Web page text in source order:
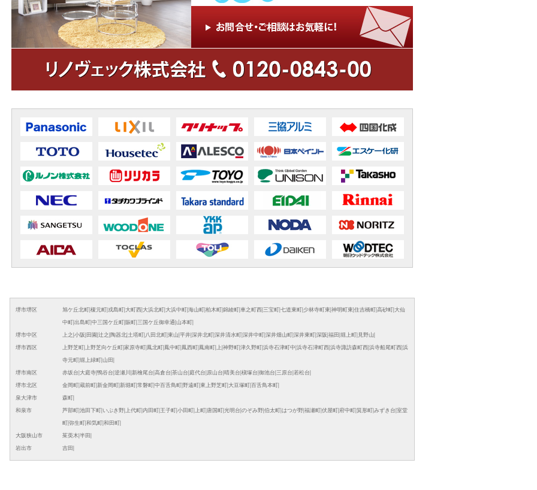
堺市堺区 旭ケ丘北町| 榎元町| 戎島町| 大町西| 大浜北町| 大浜中町| 海山町| 柏木町| 錦綾町| 車之町西| 三宝町| 七道東町| 少林寺町東 神明町東 住吉橋町| 高砂町| 大仙
中町| 出島町| 中三国ケ丘町| 賑町| 三国ケ丘御幸通 山本町|
堺市中区 上之 小阪 田園 辻之 陶器北| 土塔町| 八田北町| 東山 平井| 深井北町| 深井清水町| 深井中町| 深井畑山町| 深井東町| 深阪 福田 堀上町| 見野山
堺市西区 上野芝町| 上野芝向ケ丘町| 家原寺町| 鳳北町| 鳳中町| 鳳西町| 鳳南町| 上 神野町| 津久野町| 浜寺石津町中 浜寺石津町西| 浜寺諏訪森町西| 浜寺船尾町西| 浜
寺元町| 堀上緑町| 山田
堺市南区 赤坂台 大庭寺| 鴨谷台 逆瀬川 新檜尾台 高倉台 茶山台 庭代台 原山台 晴美台 槇塚台 御池台 三原台 若松台
堺市北区 金岡町| 蔵前町| 新金岡町| 新堀町| 常磐町| 中百舌鳥町| 野遠町| 東上野芝町| 大豆塚町| 百舌鳥本町|
泉大津市 森町|
和泉市 芦部町| 池田下町| いぶき野| 上代町| 内田町| 王子町| 小田町| 上町| 唐国町| 光明台 のぞみ野| 伯太町| はつが野| 福瀬町| 伏屋町| 府中町| 箕形町| みずき台 室堂
町| 弥生町| 和気町| 和田町|
大阪狭山市 茱萸木| 半田
岩出市 吉田